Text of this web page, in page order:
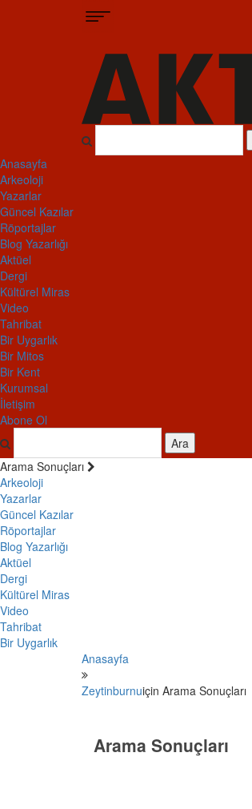
Anasayfa
Arkeoloji
Yazarlar
Güncel Kazılar
Röportajlar
Blog Yazarlığı
Aktüel
Dergi
Kültürel Miras
Video
Tahribat
Bir Uygarlık
Bir Mitos
Bir Kent
Kurumsal
İletişim
Abone Ol
Ara
Arama Sonuçları
Arkeoloji
Yazarlar
Güncel Kazılar
Röportajlar
Blog Yazarlığı
Aktüel
Dergi
Kültürel Miras
Video
Tahribat
Bir Uygarlık
Anasayfa
Zeytinburnuiçin Arama Sonuçları
Arama Sonuçları